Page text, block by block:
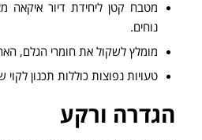
מטבח קטן ליחידת דיור איקאה
נוחים.
מומלץ לשקול את חומרי הגלם,
טעויות נפוצות כוללות תכנון
הגדרה ורקע